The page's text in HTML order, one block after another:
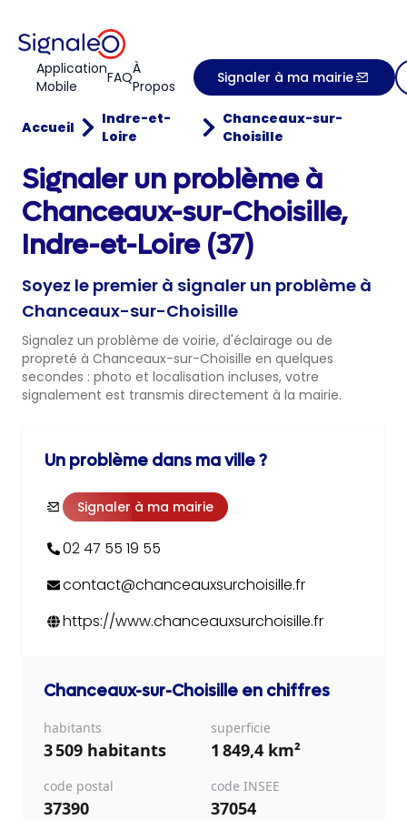
Application
Mobile
FAQÀ
Propos
Signaler à ma mairie
Accueil
Indre-et-
Loire
Chanceaux-sur-
Choisille
Signaler un problème à
Chanceaux-sur-Choisille,
Indre-et-Loire (37)
Soyez le premier à signaler un problème à
Chanceaux-sur-Choisille
Signalez un problème de voirie, d'éclairage ou de
propreté à Chanceaux-sur-Choisille en quelques
secondes : photo et localisation incluses, votre
signalement est transmis directement à la mairie.
Un problème dans ma ville ?
Signaler à ma mairie
02 47 55 19 55
contact@chanceauxsurchoisille.fr
https://www.chanceauxsurchoisille.fr
Chanceaux-sur-Choisille en chiffres
habitants
3 509 habitants
superficie
1 849,4 km²
code postal
37390
code INSEE
37054